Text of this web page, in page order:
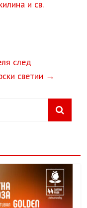
и св.
след
светии →